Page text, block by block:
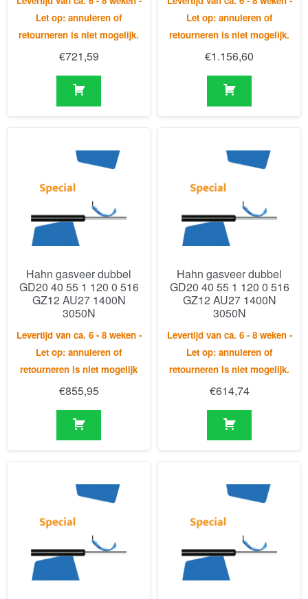
Let op: annuleren of
retourneren is niet mogelijk.
€721,59
Let op: annuleren of
retourneren is niet mogelijk.
€1.156,60
Hahn gasveer dubbel
GD20 40 55 1 120 0 516
GZ12 AU27 1400N
3050N
Levertijd van ca. 6 - 8 weken -
Let op: annuleren of
retourneren is niet mogelijk
€855,95
Hahn gasveer dubbel
GD20 40 55 1 120 0 516
GZ12 AU27 1400N
3050N
Levertijd van ca. 6 - 8 weken -
Let op: annuleren of
retourneren is niet mogelijk.
€614,74